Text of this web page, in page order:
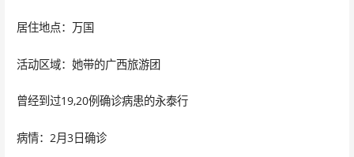
居住地点：万国
活动区域：她带的广西旅游团
曾经到过19,20例确诊病患的永泰行
病情：2月3日确诊